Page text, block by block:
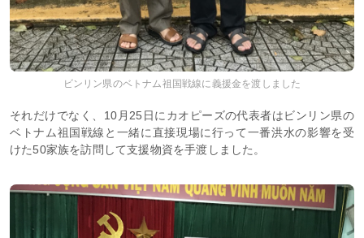
ビンリン県のベトナム祖国戦線に義援金を渡しました
それだけでなく、10月25日にカオピーズの代表者はビンリン県の
ベトナム祖国戦線と一緒に直接現場に行って一番洪水の影響を受
けた50家族を訪問して支援物資を手渡しました。